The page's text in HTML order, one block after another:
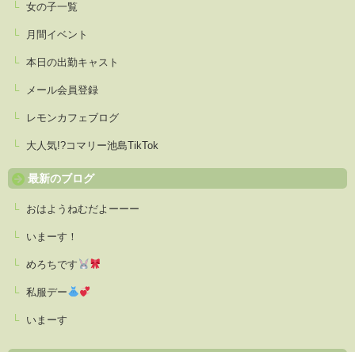
女の子一覧
月間イベント
本日の出勤キャスト
メール会員登録
レモンカフェブログ
大人気!?コマリー池島TikTok
最新のブログ
おはようねむだよーーー
いまーす！
めろちです
私服デー
いまーす